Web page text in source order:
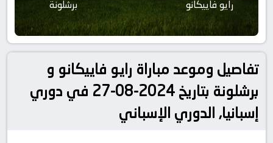
رايو فاييكانو برشلونة
تفاصيل وموعد مباراة رايو فاييكانو و
برشلونة بتاريخ 2024-08-27 في دوري
إسبانيا, الدوري الإسباني